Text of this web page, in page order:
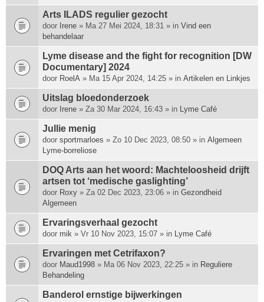
Arts ILADS regulier gezocht
door Irene » Ma 27 Mei 2024, 18:31 » in Vind een
behandelaar
Lyme disease and the fight for recognition [DW
Documentary] 2024
door RoelA » Ma 15 Apr 2024, 14:25 » in Artikelen en Linkjes
Uitslag bloedonderzoek
door Irene » Za 30 Mar 2024, 16:43 » in Lyme Café
Jullie menig
door sportmarloes » Zo 10 Dec 2023, 08:50 » in Algemeen
Lyme-borreliose
DOQ Arts aan het woord: Machte­loosheid drijft
artsen tot ‘medische gas­lighting’
door Roxy » Za 02 Dec 2023, 23:06 » in Gezondheid
Algemeen
Ervaringsverhaal gezocht
door mik » Vr 10 Nov 2023, 15:07 » in Lyme Café
Ervaringen met Cetrifaxon?
door Maud1998 » Ma 06 Nov 2023, 22:25 » in Reguliere
Behandeling
Banderol ernstige bijwerkingen